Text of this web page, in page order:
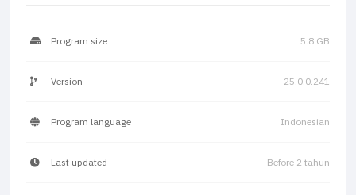
Program size 5.8 GB
Version 25.0.0.241
Program language Indonesian
Last updated Before 2 tahun